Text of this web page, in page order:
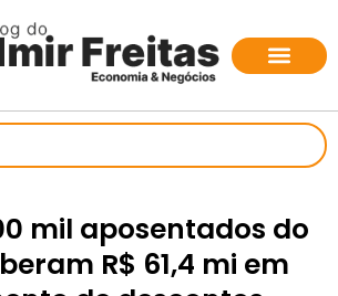
mil aposentados do
R$ 61,4 mi em